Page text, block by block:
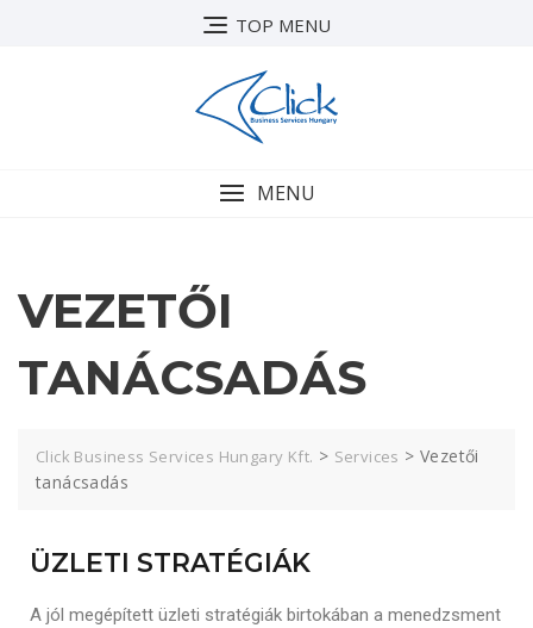
TOP MENU
MENU
VEZETŐI
TANÁCSADÁS
Click Business Services Hungary Kft. > Services >Vezetői
tanácsadás
ÜZLETI STRATÉGIÁK
A jól megépített üzleti stratégiák birtokában a menedzsment